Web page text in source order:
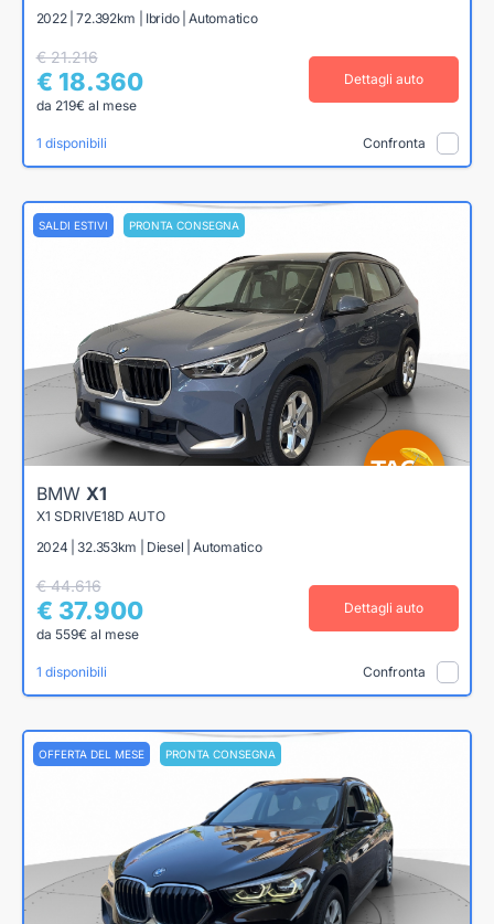
2022 | 72.392km | Ibrido | Automatico
€ 21.216
€ 18.360
da 219€ al mese
Dettagli auto
1 disponibili Confronta
SALDI ESTIVI PRONTA CONSEGNA
BMW X1
X1 SDRIVE18D AUTO
2024 | 32.353km | Diesel | Automatico
€ 44.616
€ 37.900
da 559€ al mese
Dettagli auto
1 disponibili Confronta
OFFERTA DEL MESE PRONTA CONSEGNA